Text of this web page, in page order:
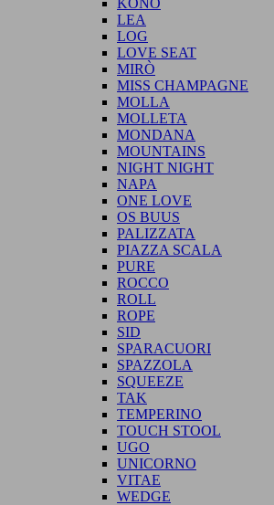
KONO
LEA
LOG
LOVE SEAT
MIRÒ
MISS CHAMPAGNE
MOLLA
MOLLETA
MONDANA
MOUNTAINS
NIGHT NIGHT
NAPA
ONE LOVE
OS BUUS
PALIZZATA
PIAZZA SCALA
PURE
ROCCO
ROLL
ROPE
SID
SPARACUORI
SPAZZOLA
SQUEEZE
TAK
TEMPERINO
TOUCH STOOL
UGO
UNICORNO
VITAE
WEDGE